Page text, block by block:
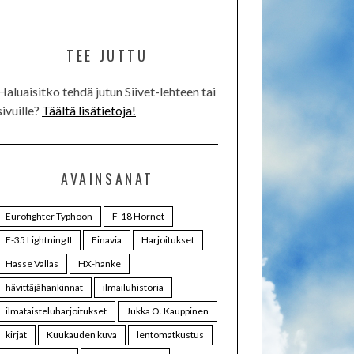
TEE JUTTU
tehdä jutun Siivet-lehteen tai
Täältä lisätietoja!
AVAINSANAT
Eurofighter Typhoon
F-18 Hornet
F-35 Lightning II
Finavia
Harjoitukset
Hasse Vallas
HX-hanke
hävittäjähankinnat
ilmailuhistoria
ilmataisteluharjoitukset
Jukka O. Kauppinen
kirjat
Kuukauden kuva
lentomatkustus